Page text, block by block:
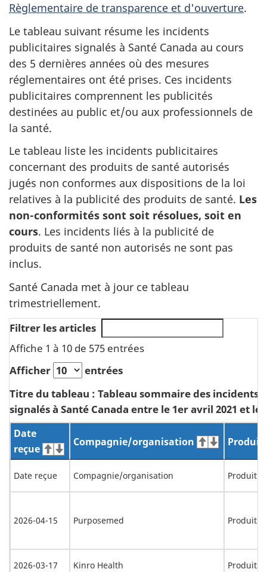
Règlementaire de transparence et d'ouverture.
Le tableau suivant résume les incidents
publicitaires signalés à Santé Canada au cours
des 5 dernières années où des mesures
réglementaires ont été prises. Ces incidents
publicitaires comprennent les publicités
destinées au public et/ou aux professionnels de
la santé.
Le tableau liste les incidents publicitaires
concernant des produits de santé autorisés
jugés non conformes aux dispositions de la loi
relatives à la publicité des produits de santé. Les
non-conformités sont soit résolues, soit en
cours. Les incidents liés à la publicité de
produits de santé non autorisés ne sont pas
inclus.
Santé Canada met à jour ce tableau
trimestriellement.
Filtrer les articles
Affiche 1 à 10 de 575 entrées
Afficher
entrées
Titre du tableau : Tableau sommaire des incidents
signalés à Santé Canada entre le 1er avril 2021 et le
Date
reçue
Compagnie/organisation Produit
Date reçue Compagnie/organisation Produit
2026-04-15 Purposemed Produits
2026-03-17 Kinro Health Produits